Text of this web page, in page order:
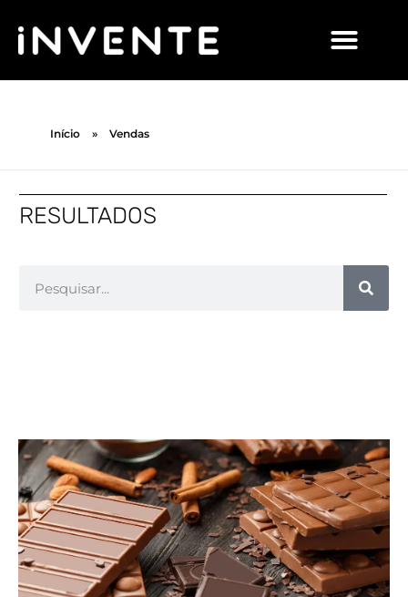
Início » Vendas
RESULTADOS